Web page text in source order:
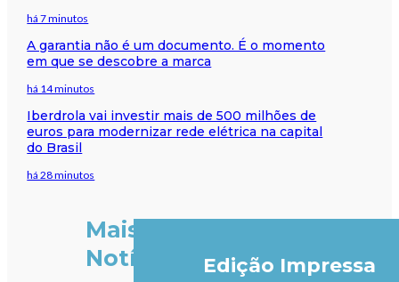
há 7 minutos
A garantia não é um documento. É o momento
em que se descobre a marca
há 14 minutos
Iberdrola vai investir mais de 500 milhões de
euros para modernizar rede elétrica na capital
do Brasil
há 28 minutos
Mais
Notícias
Edição Impressa